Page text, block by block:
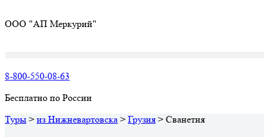
ООО "АП Меркурий"
8-800-550-08-63
Бесплатно по России
Туры > из Нижневартовска > Грузия > Сванетия